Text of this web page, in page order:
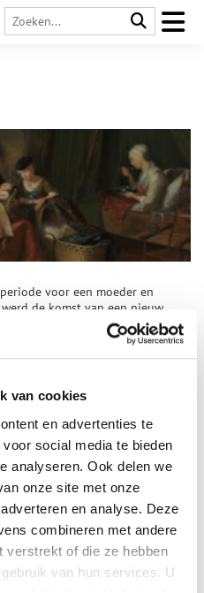
van cookies
en advertenties te
social media te bieden
analyseren. Ook delen we
onze site met onze
en analyse. Deze
combineren met andere
verstrekt of die ze hebben
van hun services. U
voor een moeder en
de komst van een nieuw
Geen grote ooievaar in de
deurklopper. En voor het
(alcoholische drank) in
verleden toe te lichten.
in Verwey Museum Haarlem
Kunstlijn Haarlem, hét
omstreken, presenteert